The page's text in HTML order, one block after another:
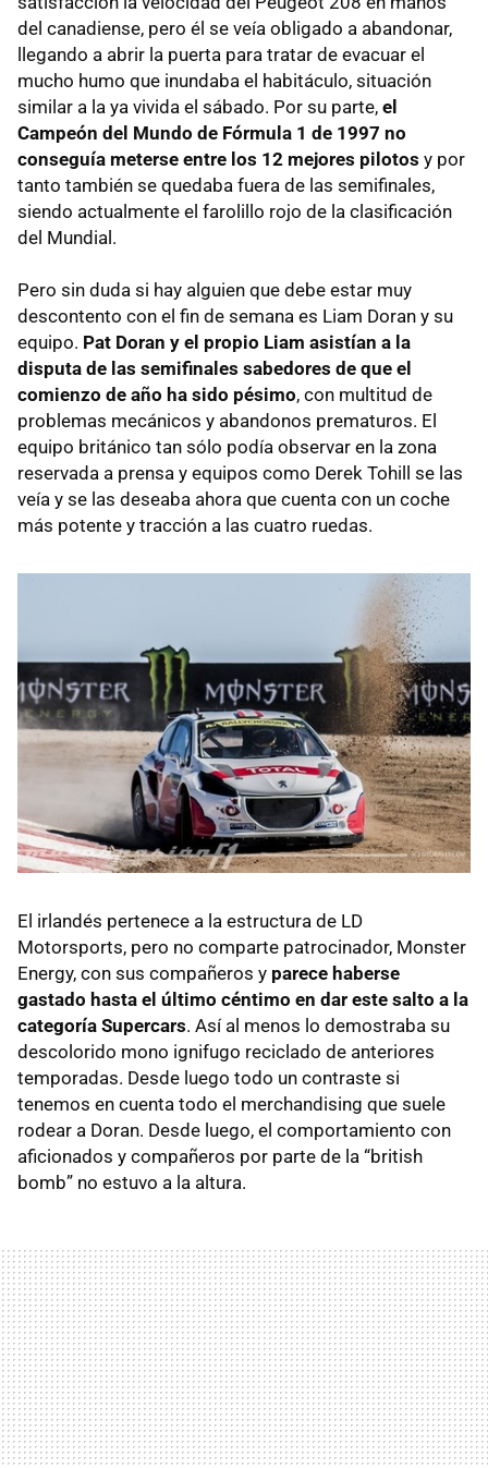
del canadiense, pero él se veía obligado a abandonar,
llegando a abrir la puerta para tratar de evacuar el
mucho humo que inundaba el habitáculo, situación
similar a la ya vivida el sábado. Por su parte, el
Campeón del Mundo de Fórmula 1 de 1997 no
conseguía meterse entre los 12 mejores pilotos y por
tanto también se quedaba fuera de las semifinales,
siendo actualmente el farolillo rojo de la clasificación
del Mundial.
Pero sin duda si hay alguien que debe estar muy
descontento con el fin de semana es Liam Doran y su
equipo. Pat Doran y el propio Liam asistían a la
disputa de las semifinales sabedores de que el
comienzo de año ha sido pésimo, con multitud de
problemas mecánicos y abandonos prematuros. El
equipo británico tan sólo podía observar en la zona
reservada a prensa y equipos como Derek Tohill se las
veía y se las deseaba ahora que cuenta con un coche
más potente y tracción a las cuatro ruedas.
El irlandés pertenece a la estructura de LD
Motorsports, pero no comparte patrocinador, Monster
Energy, con sus compañeros y parece haberse
gastado hasta el último céntimo en dar este salto a la
categoría Supercars. Así al menos lo demostraba su
descolorido mono ignifugo reciclado de anteriores
temporadas. Desde luego todo un contraste si
tenemos en cuenta todo el merchandising que suele
rodear a Doran. Desde luego, el comportamiento con
aficionados y compañeros por parte de la “british
bomb” no estuvo a la altura.